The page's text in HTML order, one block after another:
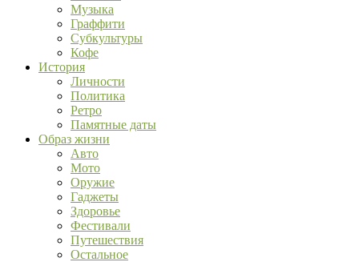
Музыка
Граффити
Субкультуры
Кофе
История
Личности
Политика
Ретро
Памятные даты
Образ жизни
Авто
Мото
Оружие
Гаджеты
Здоровье
Фестивали
Путешествия
Остальное